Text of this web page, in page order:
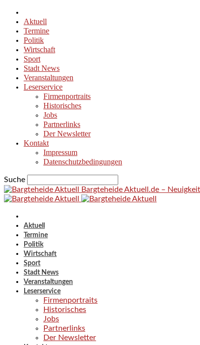
Aktuell
Termine
Politik
Wirtschaft
Sport
Stadt News
Veranstaltungen
Leserservice
Firmenportraits
Historisches
Jobs
Partnerlinks
Der Newsletter
Kontakt
Impressum
Datenschutzbedingungen
Suche
Bargteheide Aktuell.de –
Aktuell
Termine
Politik
Wirtschaft
Sport
Stadt News
Veranstaltungen
Leserservice
Firmenportraits
Historisches
Jobs
Partnerlinks
Der Newsletter